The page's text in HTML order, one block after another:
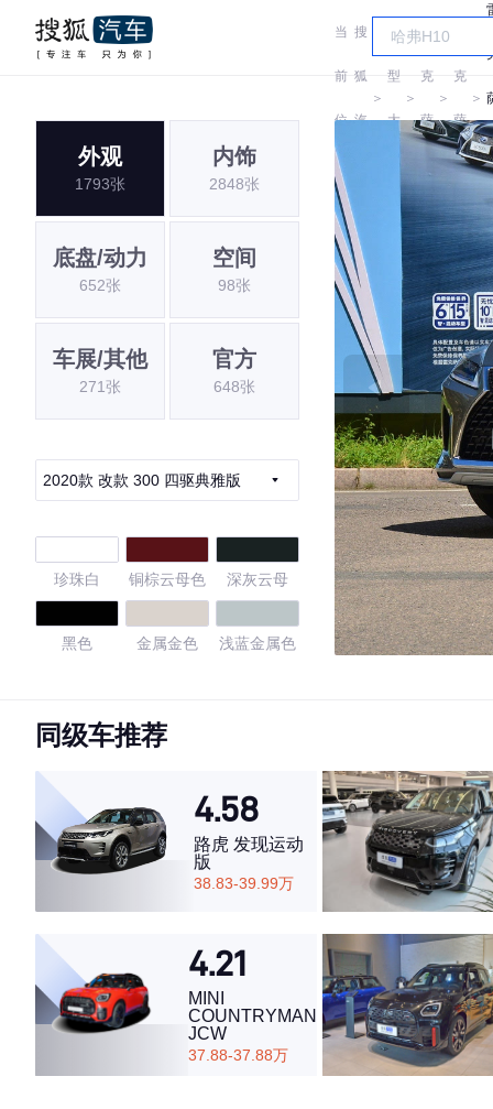
当
前
位
置:
搜
狐
汽
＞
车
型
大
＞
雷
克
萨
＞
克
萨
斯
＞
外观
1793张
内饰
2848张
底盘/动力
652张
空间
98张
车展/其他
271张
官方
648张
2020款 改款 300 四驱典雅版
珍珠白 铜棕云母色 深灰云母
黑色 金属金色 浅蓝金属色
超音速石英
白色
至臻黑色 晶亮白色
白金灰金属
色
4.46
·外观表现一般，低于57%同级车
同级车推荐
4.58
路虎 发现运动
版
38.83-39.99万
4.21
MINI
COUNTRYMAN
JCW
37.88-37.88万